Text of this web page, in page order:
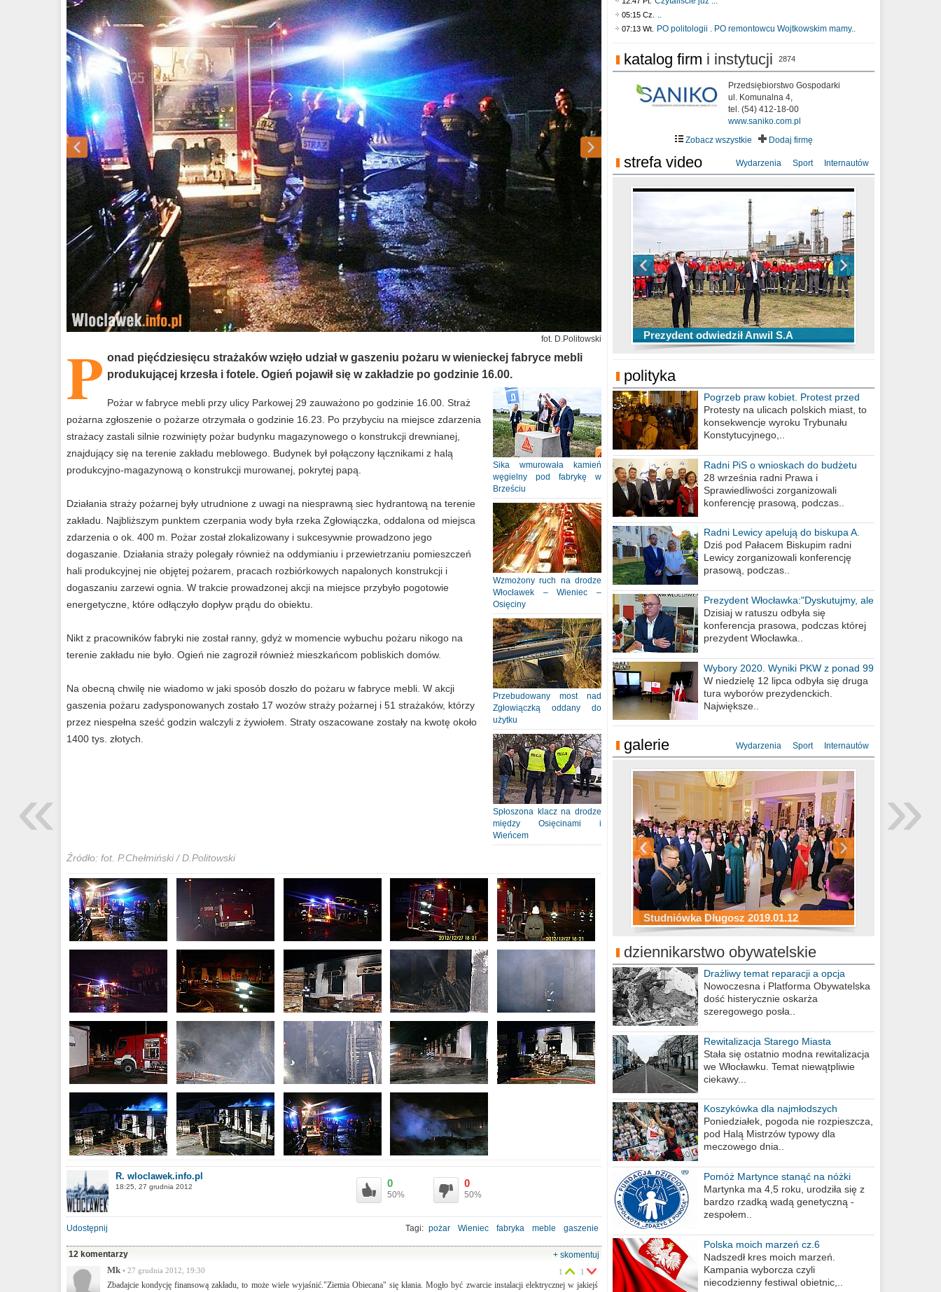
fot. D.Politowski
P onad pięćdziesięcu strażaków wzięło udział w gaszeniu pożaru w wienieckej fabryce mebli
produkującej krzesła i fotele. Ogień pojawił się w zakładzie po godzinie 16.00.
Sika wmurowała kamień
węgielny pod fabrykę w
Brześciu
Wzmożony ruch na drodze
Włocławek – Wieniec –
Osięciny
Przebudowany most nad
Zgłowiączką oddany do
użytku
Spłoszona klacz na drodze
między Osięcinami i
Wieńcem
Pożar w fabryce mebli przy ulicy Parkowej 29 zauważono po godzinie 16.00. Straż
pożarna zgłoszenie o pożarze otrzymała o godzinie 16.23. Po przybyciu na miejsce zdarzenia
strażacy zastali silnie rozwinięty pożar budynku magazynowego o konstrukcji drewnianej,
znajdujący się na terenie zakładu meblowego. Budynek był połączony łącznikami z halą
produkcyjno-magazynową o konstrukcji murowanej, pokrytej papą.
Działania straży pożarnej były utrudnione z uwagi na niesprawną siec hydrantową na terenie
zakładu. Najbliższym punktem czerpania wody była rzeka Zgłowiączka, oddalona od miejsca
zdarzenia o ok. 400 m. Pożar został zlokalizowany i sukcesywnie prowadzono jego
dogaszanie. Działania straży polegały również na oddymianiu i przewietrzaniu pomieszczeń
hali produkcyjnej nie objętej pożarem, pracach rozbiórkowych napalonych konstrukcji i
dogaszaniu zarzewi ognia. W trakcie prowadzonej akcji na miejsce przybyło pogotowie
energetyczne, które odłączyło dopływ prądu do obiektu.
Nikt z pracowników fabryki nie został ranny, gdyż w momencie wybuchu pożaru nikogo na
terenie zakładu nie było. Ogień nie zagroził również mieszkańcom pobliskich domów.
Na obecną chwilę nie wiadomo w jaki sposób doszło do pożaru w fabryce mebli. W akcji
gaszenia pożaru zadysponowanych zostało 17 wozów straży pożarnej i 51 strażaków, którzy
przez niespełna sześć godzin walczyli z żywiołem. Straty oszacowane zostały na kwotę około
1400 tys. złotych.
Źródło: fot. P.Chełmiński / D.Politowski
R. wloclawek.info.pl
18:25, 27 grudnia 2012 0
50%
0
50%
Udostępnij Tagi: pożar Wieniec fabryka meble gaszenie
12 komentarzy
+ skomentuj
Mk • 27 grudnia 2012, 19:30
Zbadajcie kondycję finansową zakładu, to może wiele wyjaśnić."Ziemia Obiecana" się kłania. Mogło być zwarcie instalacji elektrycznej w jakiejś
1 1
05:15 Cz. ..
07:13 Wt. PO politologii . PO remontowcu Wojtkowskim mamy..
katalog firm i instytucji 2874
Przedsiębiorstwo Gospodarki
ul. Komunalna 4,
tel. (54) 412-18-00
www.saniko.com.pl
Zobacz wszystkie
Dodaj firmę
strefa video Wydarzenia Sport Internautów
Prezydent odwiedził Anwil S.A
TOP 10 przechwytów Anwilu Włocławek
w EBL w sezonie 2019/2020
TOP 5 rzutów Anwilu Włocławek w BCL
w sezonie 2019/2020
Ni To Ponk - W oczach mamy strach
sixf33t .Last Year DRONE FOOTAGE
Włocławek
XXIII Sesja Rady Miasta Włocławek VIII
kadencji w dniu 09.06.2020 r.
polityka
Pogrzeb praw kobiet. Protest przed
biurem poselskim PiS
Protesty na ulicach polskich miast, to
konsekwencje wyroku Trybunału
Konstytucyjnego,..
Radni PiS o wnioskach do budżetu
miasta na 2021 rok
28 września radni Prawa i
Sprawiedliwości zorganizowali
konferencję prasową, podczas..
Radni Lewicy apelują do biskupa A.
Wiesława Meringa
Dziś pod Pałacem Biskupim radni
Lewicy zorganizowali konferencję
prasową, podczas..
Prezydent Włocławka:"Dyskutujmy, ale
nie obrażajmy się”
Dzisiaj w ratuszu odbyła się
konferencja prasowa, podczas której
prezydent Włocławka..
Wybory 2020. Wyniki PKW z ponad 99
procent obwodów
W niedzielę 12 lipca odbyła się druga
tura wyborów prezydenckich.
Największe..
galerie Wydarzenia Sport Internautów
Studniówka Długosz 2019.01.12
ZS Budowlanych 2019.01.12
Studniówka LZK 2019.01.11
Studniówka Kopernik 2019.01.11
Studniówka LMK 2019.01.05
Studniówka ZS Ekonomicznych
2019.01.05
dziennikarstwo obywatelskie
Drażliwy temat reparacji a opcja
berlińska
Nowoczesna i Platforma Obywatelska
dość histerycznie oskarża
szeregowego posła..
Rewitalizacja Starego Miasta
Stała się ostatnio modna rewitalizacja
we Włocławku. Temat niewątpliwie
ciekawy...
Koszykówka dla najmłodszych
Poniedziałek, pogoda nie rozpieszcza,
pod Halą Mistrzów typowy dla
meczowego dnia..
Pomóż Martynce stanąć na nóżki
Martynka ma 4,5 roku, urodziła się z
bardzo rzadką wadą genetyczną -
zespołem..
Polska moich marzeń cz.6
Nadszedł kres moich marzeń.
Kampania wyborcza czyli
niecodzienny festiwal obietnic,..
»
«